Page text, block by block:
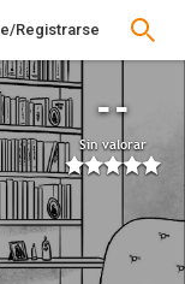
Registrarse
--
Sin valorar